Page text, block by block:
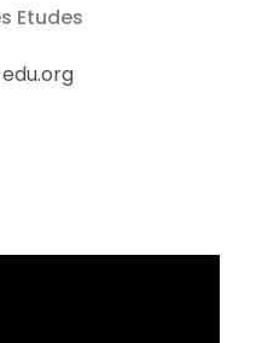
Etudes